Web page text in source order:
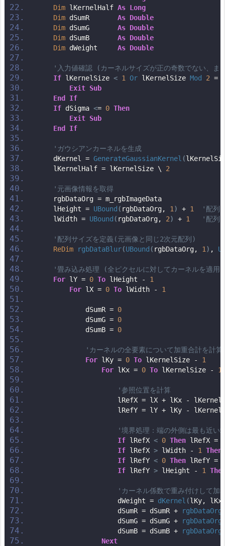
Dim lKernelHalf As Long
Dim dSumR As Double
Dim dSumG As Double
Dim dSumB As Double
Dim dWeight As Double
'入力値確認 (カーネルサイズが正の奇数でない、ま
If lKernelSize < 1 Or lKernelSize Mod 2 =
Exit Sub
End
If
If dSigma <= 0 Then
Exit Sub
End
If
'ガウシアンカーネルを生成
    dKernel =
GenerateGaussianKernel (
    lKernelHalf = lKernelSize \
2
'元画像情報を取得
    rgbDataOrg = m_rgbImageData
    lHeight =
UBound ( rgbDataOrg, 1 ) + 1
'配列
    lWidth =
UBound ( rgbDataOrg, 2) + 1 '配列
'配列サイズを定義(元画像と同じ2次元配列)
ReDim
rgbDataBlur(UBound ( rgbDataOrg, 1 ) ,
'畳み込み処理 (全ピクセルに対してカーネルを適用)
For lY = 0 To lHeight - 1
For lX = 0 To lWidth - 1
            dSumR =
0
            dSumG =
0
            dSumB =
0
'カーネルの全要素について加重合計を計算
For lKy = 0 To lKernelSize - 1
For lKx = 0 To lKernelSize - 1
'参照位置を計算
lRefX = lX + lKx -
lRefY = lY + lKy -
'境界処理：端の外側は最も近
If lRefX < 0 Then lRefX =
If lRefX > lWidth - 1 Then
If lRefY < 0 Then lRefY =
If lRefY > lHeight - 1
'カーネル係数で重み付けして加
                    dWeight =
dKernel (lKy, lKx
                    dSumR = dSumR +
rgbDataOrg
                    dSumG = dSumG +
rgbDataOrg
                    dSumB = dSumB +
rgbDataOrg
Next